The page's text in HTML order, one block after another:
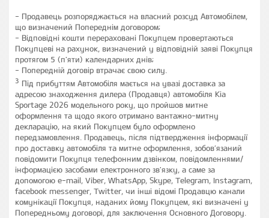
- Продавець розпоряджається на власний розсуд Автомобілем,
що визначений Попереднім договором;
- Відповідні кошти перераховані Покупцем провертаються
Покупцеві на рахунок, визначений у відповідній заяві Покупця
протягом 5 (п'яти) календарних днів;
- Попередній договір втрачає свою силу.
3 Під прибуттям Автомобіля мається на увазі доставка за
адресою знаходження дилера (Продавця) автомобіля Кіа
Sportage 2026 модельного року, що пройшов митне
оформлення та щодо якого отримано вантажно-митну
декларацію, на який Покупцем було оформлено
передзамовлення. Продавець, після підтвердження інформації
про доставку автомобіля та митне оформлення, зобов’язаний
повідомити Покупця телефонним дзвінком, повідомленнями/
інформацією засобами електронного зв'язку, а саме за
допомогою e-mail, Viber, WhatsApp, Skype, Telegram, Instagram,
facebook messenger, Twitter, чи інші відомі Продавцю канали
комунікації Покупця, наданих йому Покупцем, які визначені у
Попередньому договорі, для заключення Основного Договору.